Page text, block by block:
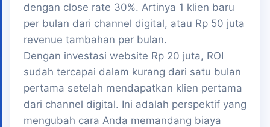
dengan close rate 30%. Artinya 1 klien baru
per bulan dari channel digital, atau Rp 50 juta
revenue tambahan per bulan.
Dengan investasi website Rp 20 juta, ROI
sudah tercapai dalam kurang dari satu bulan
pertama setelah mendapatkan klien pertama
dari channel digital. Ini adalah perspektif yang
mengubah cara Anda memandang biaya